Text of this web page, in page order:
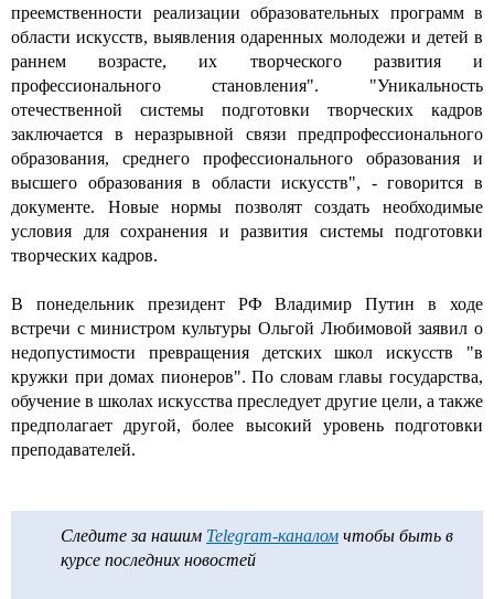
преемственности реализации образовательных программ в
области искусств, выявления одаренных молодежи и детей в
раннем возрасте, их творческого развития и
профессионального становления". "Уникальность
отечественной системы подготовки творческих кадров
заключается в неразрывной связи предпрофессионального
образования, среднего профессионального образования и
высшего образования в области искусств", - говорится в
документе. Новые нормы позволят создать необходимые
условия для сохранения и развития системы подготовки
творческих кадров.
В понедельник президент РФ Владимир Путин в ходе
встречи с министром культуры Ольгой Любимовой заявил о
недопустимости превращения детских школ искусств "в
кружки при домах пионеров". По словам главы государства,
обучение в школах искусства преследует другие цели, а также
предполагает другой, более высокий уровень подготовки
преподавателей.
Следите за нашим Telegram-каналом чтобы быть в
курсе последних новостей